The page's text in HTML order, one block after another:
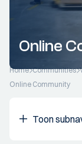
Online
Home Communities
Online Community
Toon